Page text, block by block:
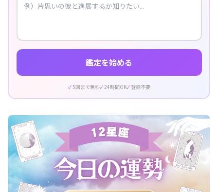
鑑定を始める
5回まで無料 24時間OK 登録不要